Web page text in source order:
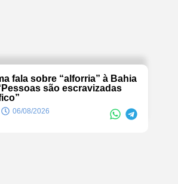
fala sobre “alforria” à Bahia
são escravizadas
06/08/2026